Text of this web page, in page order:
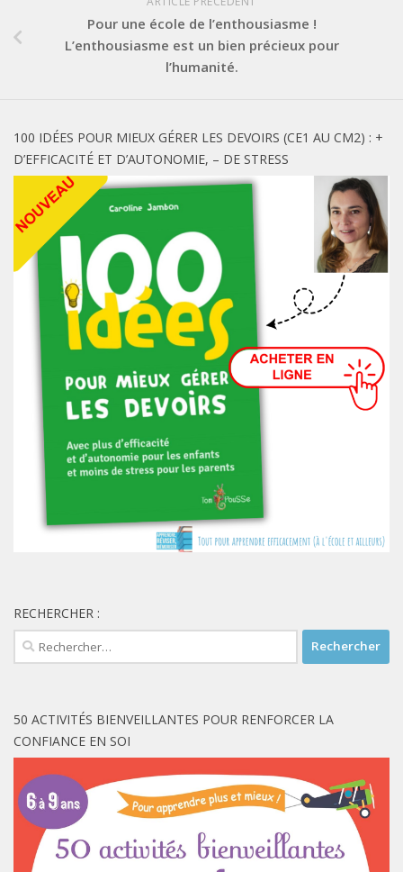
Pour une école de l’enthousiasme !
L’enthousiasme est un bien précieux pour
l’humanité.
100 IDÉES POUR MIEUX GÉRER LES DEVOIRS (CE1 AU CM2) : +
D’EFFICACITÉ ET D’AUTONOMIE, – DE STRESS
RECHERCHER :
Rechercher :
50 ACTIVITÉS BIENVEILLANTES POUR RENFORCER LA
CONFIANCE EN SOI